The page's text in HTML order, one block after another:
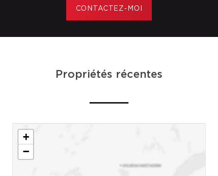
CONTACTEZ-MOI
Propriétés récentes
+
−